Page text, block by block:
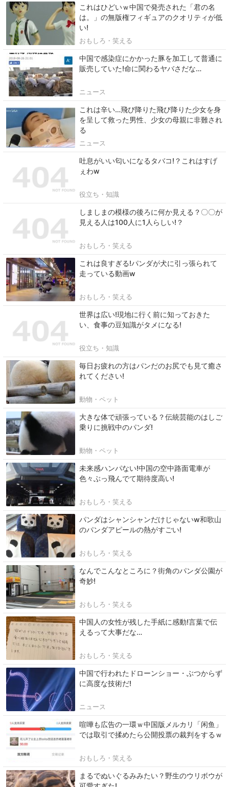
これはひどいｗ中国で発売された「君の名
は。」の無版権フィギュアのクオリティが低
い!
おもしろ・笑える
中国で感染症にかかった豚を加工して普通に
販売していた!命に関わるヤバさだな…
ニュース
これは辛い…飛び降りた飛び降りた少女を身
を呈して救った男性、少女の母親に非難され
る
ニュース
吐息がいい匂いになるタバコ!？これはすげ
ぇわw
役立ち・知識
しましまの模様の後ろに何か見える？〇〇が
見える人は100人に1人らしい!？
おもしろ・笑える
これは良すぎる!パンダが犬に引っ張られて
走っている動画w
おもしろ・笑える
世界は広い!現地に行く前に知っておきた
い、食事の豆知識がタメになる!
役立ち・知識
毎日お疲れの方はパンだのお尻でも見て癒さ
れてください!
動物・ペット
大きな体で頑張っている？伝統芸能のはしご
乗りに挑戦中のパンダ!
動物・ペット
未来感ハンパない!中国の空中路面電車が
色々ぶっ飛んでて期待度高い!
おもしろ・笑える
パンダはシャンシャンだけじゃないw和歌山
のパンダアピールの熱がすごい!
おもしろ・笑える
なんでこんなところに？街角のパンダ公園が
奇妙!
おもしろ・笑える
中国人の女性が残した手紙に感動!言葉で伝
えるって大事だな…
おもしろ・笑える
中国で行われたドローンショー・ぶつからず
に高度な技術だ!
ニュース
喧嘩も広告の一環ｗ中国版メルカリ「闲鱼」
では取引で揉めたら公開投票の裁判をするｗ
おもしろ・笑える
まるでぬいぐるみみたい？野生のウリボウが